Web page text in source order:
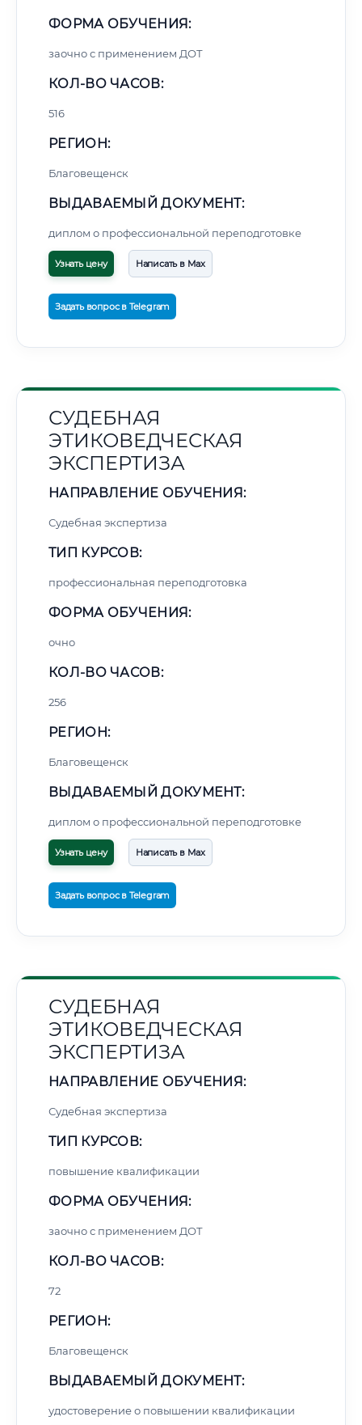
ФОРМА ОБУЧЕНИЯ:
заочно с применением ДОТ
КОЛ-ВО ЧАСОВ:
516
РЕГИОН:
Благовещенск
ВЫДАВАЕМЫЙ ДОКУМЕНТ:
диплом о профессиональной переподготовке
Узнать цену Написать в Max
Задать вопрос в Telegram
СУДЕБНАЯ
ЭТИКОВЕДЧЕСКАЯ
ЭКСПЕРТИЗА
НАПРАВЛЕНИЕ ОБУЧЕНИЯ:
Судебная экспертиза
ТИП КУРСОВ:
профессиональная переподготовка
ФОРМА ОБУЧЕНИЯ:
очно
КОЛ-ВО ЧАСОВ:
256
РЕГИОН:
Благовещенск
ВЫДАВАЕМЫЙ ДОКУМЕНТ:
диплом о профессиональной переподготовке
Узнать цену Написать в Max
Задать вопрос в Telegram
СУДЕБНАЯ
ЭТИКОВЕДЧЕСКАЯ
ЭКСПЕРТИЗА
НАПРАВЛЕНИЕ ОБУЧЕНИЯ:
Судебная экспертиза
ТИП КУРСОВ:
повышение квалификации
ФОРМА ОБУЧЕНИЯ:
заочно с применением ДОТ
КОЛ-ВО ЧАСОВ:
72
РЕГИОН:
Благовещенск
ВЫДАВАЕМЫЙ ДОКУМЕНТ:
удостоверение о повышении квалификации